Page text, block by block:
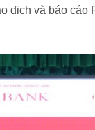
dịch và báo cáo